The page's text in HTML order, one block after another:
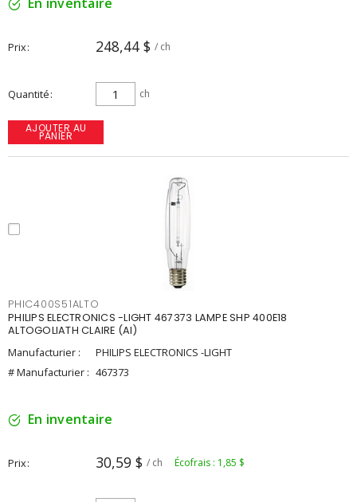
Prix 248,44 $ / ch
Quantité ch
AJOUTER AU
PANIER
PHIC400S51ALTO
PHILIPS ELECTRONICS -LIGHT 467373 LAMPE SHP 400E18
ALTOGOLIATH CLAIRE (AI)
Manufacturier :
PHILIPS ELECTRONICS -LIGHT
# Manufacturier : 467373
En inventaire
Prix 30,59 $ / ch Écofrais : 1,85 $